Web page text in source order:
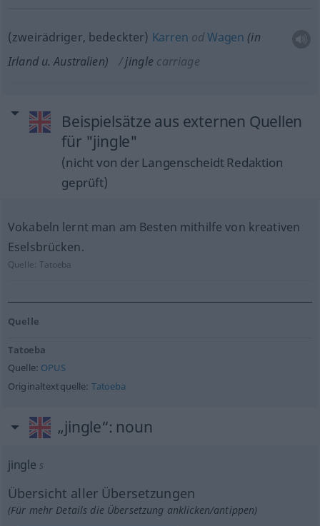
(zweirädriger, bedeckter) Karren odWagen (in
Irlandu. Australien) jingle carriage
Beispielsätze aus externen Quellen
für "jingle"
(nicht von der Langenscheidt Redaktion
geprüft)
Vokabeln lernt man am Besten mithilfe von kreativen
Eselsbrücken.
Quelle:Tatoeba
Quelle
Tatoeba
Quelle: OPUS
Originaltextquelle: Tatoeba
„jingle“: noun
jingle s
Übersicht aller Übersetzungen
(Für mehr Details die Übersetzung anklicken/antippen)